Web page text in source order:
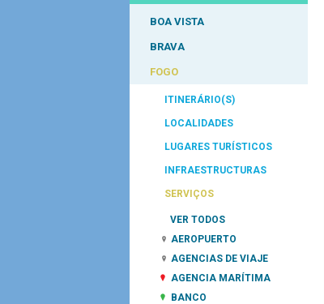
BOA VISTA
BRAVA
FOGO
ITINERÁRIO(S)
LOCALIDADES
LUGARES TURÍSTICOS
INFRAESTRUCTURAS
SERVIÇOS
VER TODOS
AEROPUERTO
AGENCIAS DE VIAJE
AGENCIA MARÍTIMA
BANCO